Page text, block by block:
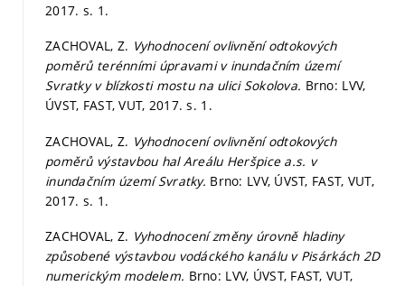
2017. s. 1.
ZACHOVAL, Z. Vyhodnocení ovlivnění odtokových
poměrů terénními úpravami v inundačním území
Svratky v blízkosti mostu na ulici Sokolova. Brno: LVV,
ÚVST, FAST, VUT, 2017.s. 1.
ZACHOVAL, Z. Vyhodnocení ovlivnění odtokových
poměrů výstavbou hal Areálu Heršpice a.s. v
inundačním území Svratky. Brno: LVV, ÚVST, FAST, VUT,
2017. s. 1.
ZACHOVAL, Z. Vyhodnocení změny úrovně hladiny
způsobené výstavbou vodáckého kanálu v Pisárkách 2D
numerickým modelem. Brno: LVV, ÚVST, FAST, VUT,